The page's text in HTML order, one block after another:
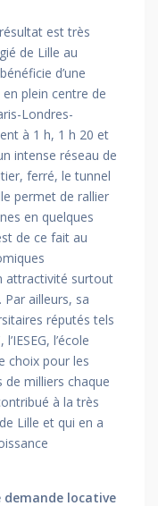
est très
de Lille au
d’une
plein centre de
Londres-
à 1 h, 1 h 20 et
intense réseau de
ferré, le tunnel
permet de rallier
en quelques
de ce fait au
attractivité surtout
ailleurs, sa
réputés tels
l’école
choix pour les
milliers chaque
à la très
Lille et qui en a
locative